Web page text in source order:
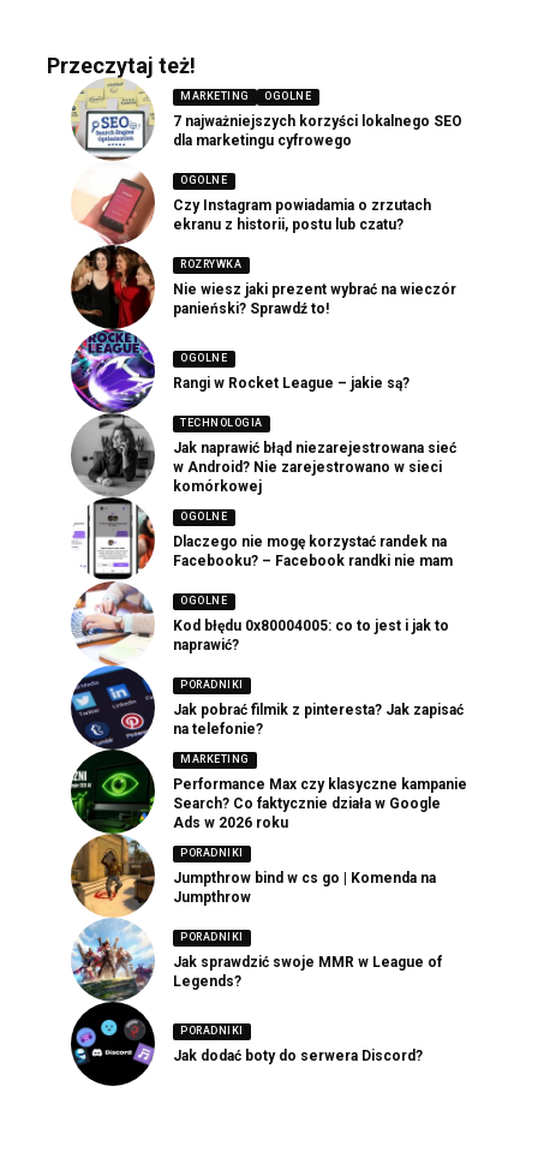
Przeczytaj też!
MARKETING OGOLNE
7 najważniejszych korzyści lokalnego SEO
dla marketingu cyfrowego
OGOLNE
Czy Instagram powiadamia o zrzutach
ekranu z historii, postu lub czatu?
ROZRYWKA
Nie wiesz jaki prezent wybrać na wieczór
panieński? Sprawdź to!
OGOLNE
Rangi w Rocket League – jakie są?
TECHNOLOGIA
Jak naprawić błąd niezarejestrowana sieć
w Android? Nie zarejestrowano w sieci
komórkowej
OGOLNE
Dlaczego nie mogę korzystać randek na
Facebooku? – Facebook randki nie mam
OGOLNE
Kod błędu 0x80004005: co to jest i jak to
naprawić?
PORADNIKI
Jak pobrać filmik z pinteresta? Jak zapisać
na telefonie?
MARKETING
Performance Max czy klasyczne kampanie
Search? Co faktycznie działa w Google
Ads w 2026 roku
PORADNIKI
Jumpthrow bind w cs go | Komenda na
Jumpthrow
PORADNIKI
Jak sprawdzić swoje MMR w League of
Legends?
PORADNIKI
Jak dodać boty do serwera Discord?